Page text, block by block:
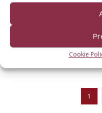
Cookie
Fienagione, colture
6 Aprile 2017
1